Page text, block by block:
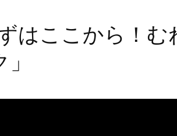
はここから！む